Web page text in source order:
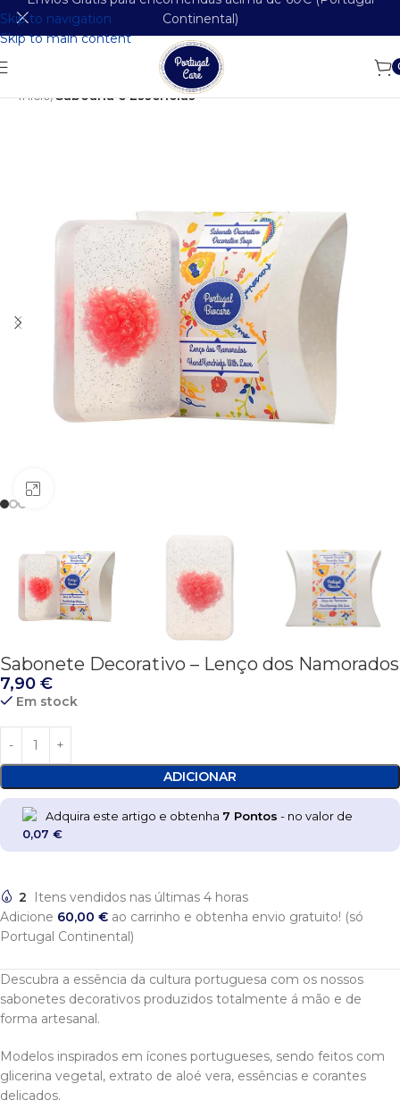
Skip to navigation
Skip to main content
Continental)
Início Saboaria e Essências
Sabonete Decorativo – Lenço dos Namorados
7,90 €
Descubra a essência da cultura portuguesa com os nossos
sabonetes decorativos produzidos totalmente á mão e de
forma artesanal.
Modelos inspirados em ícones portugueses, sendo feitos com
glicerina vegetal, extrato de aloé vera, essências e corantes
delicados.
Em stock
ADICIONAR
Adquira este artigo e obtenha 7 Pontos - no valor de
0,07 €
2
Itens vendidos nas últimas 4 horas
Adicione 60,00 € ao carrinho e obtenha envio gratuito! (só
Portugal Continental)